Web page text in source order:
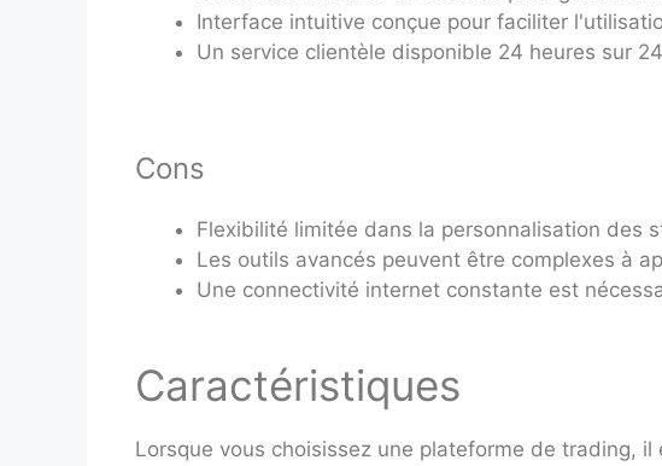
Interface intuitive conçue pour faciliter
Un service clientèle disponible 24 heures sur
Cons
Flexibilité limitée dans la personnalisation des
Les outils avancés peuvent être complexes à
Une connectivité internet constante est
Caractéristiques
Lorsque vous choisissez une plateforme de trading, il